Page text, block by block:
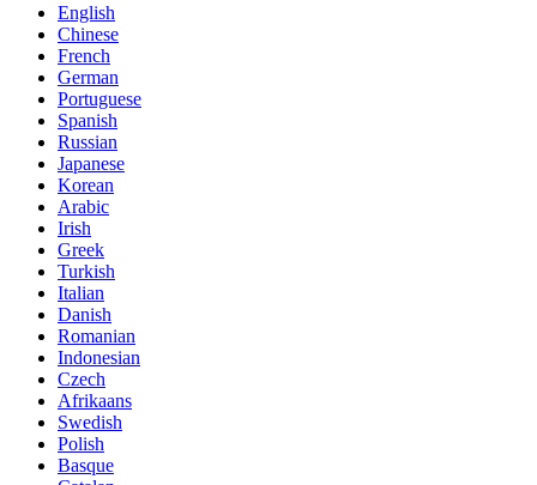
English
Chinese
French
German
Portuguese
Spanish
Russian
Japanese
Korean
Arabic
Irish
Greek
Turkish
Italian
Danish
Romanian
Indonesian
Czech
Afrikaans
Swedish
Polish
Basque